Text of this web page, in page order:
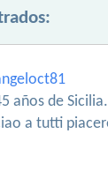
años de Sicilia.
a tutti